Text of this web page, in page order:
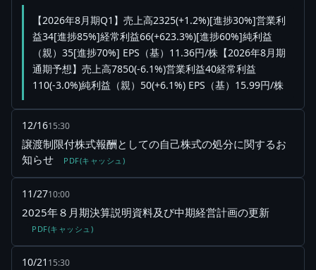
【2026年8月期Q1】売上高2325(+1.2%)[進捗30%]営業利
益34[進捗85%]経常利益66(+623.3%)[進捗60%]純利益
（親）35[進捗70%] EPS（基）11.36円/株【2026年8月期
通期予想】売上高7850(-6.1%)営業利益40経常利益
110(-3.0%)純利益（親）50(+6.1%) EPS（基）15.99円/株
12/1615:30
譲渡制限付株式報酬としての自己株式の処分に関するお
知らせ
PDF(キャッシュ)
11/2710:00
2025年８月期決算説明資料及び中期経営計画の更新
PDF(キャッシュ)
10/21 15:30